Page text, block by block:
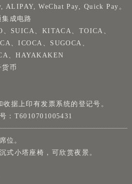
ALIPAY, WeChat Pay, Quick Pay。
成电路
、SUICA、KITACA、TOICA、
、ICOCA、SUGOCA、
、HAYAKAKEN
币
收据上印有发票系统的登记号。
：T6010701005431
位。
式小塔座椅，可欣赏夜景。